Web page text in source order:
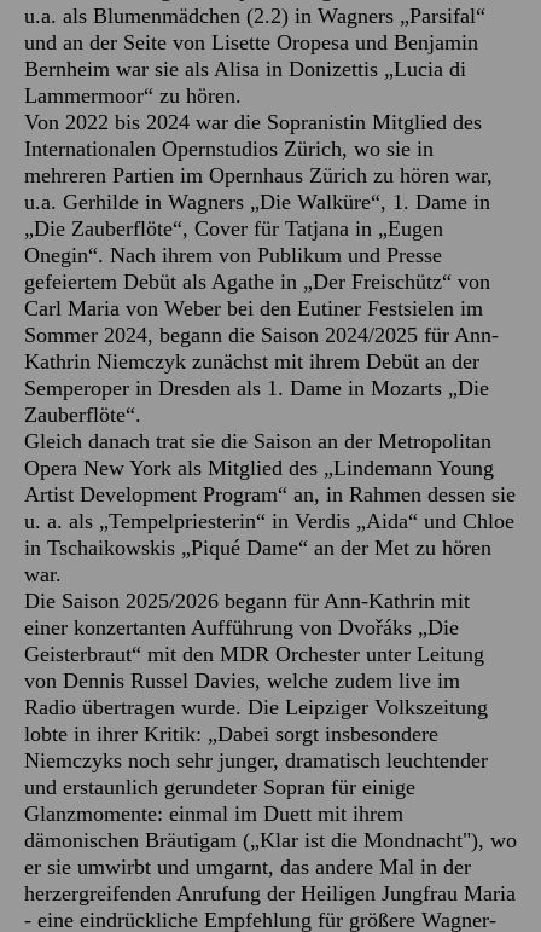
u.a. als Blumenmädchen (2.2) in Wagners „Parsifal“
und an der Seite von Lisette Oropesa und Benjamin
Bernheim war sie als Alisa in Donizettis „Lucia di
Lammermoor“ zu hören.
Von 2022 bis 2024 war die Sopranistin Mitglied des
Internationalen Opernstudios Zürich, wo sie in
mehreren Partien im Opernhaus Zürich zu hören war,
u.a. Gerhilde in Wagners „Die Walküre“, 1. Dame in
„Die Zauberflöte“, Cover für Tatjana in „Eugen
Onegin“. Nach ihrem von Publikum und Presse
gefeiertem Debüt als Agathe in „Der Freischütz“ von
Carl Maria von Weber bei den Eutiner Festsielen im
Sommer 2024, begann die Saison 2024/2025 für Ann-
Kathrin Niemczyk zunächst mit ihrem Debüt an der
Semperoper in Dresden als 1. Dame in Mozarts „Die
Zauberflöte“.
Gleich danach trat sie die Saison an der Metropolitan
Opera New York als Mitglied des „Lindemann Young
Artist Development Program“ an, in Rahmen dessen sie
u. a. als „Tempelpriesterin“ in Verdis „Aida“ und Chloe
in Tschaikowskis „Piqué Dame“ an der Met zu hören
war.
Die Saison 2025/2026 begann für Ann-Kathrin mit
einer konzertanten Aufführung von Dvořáks „Die
Geisterbraut“ mit den MDR Orchester unter Leitung
von Dennis Russel Davies, welche zudem live im
Radio übertragen wurde. Die Leipziger Volkszeitung
lobte in ihrer Kritik: „Dabei sorgt insbesondere
Niemczyks noch sehr junger, dramatisch leuchtender
und erstaunlich gerundeter Sopran für einige
Glanzmomente: einmal im Duett mit ihrem
dämonischen Bräutigam („Klar ist die Mondnacht"), wo
er sie umwirbt und umgarnt, das andere Mal in der
herzergreifenden Anrufung der Heiligen Jungfrau Maria
- eine eindrückliche Empfehlung für größere Wagner-